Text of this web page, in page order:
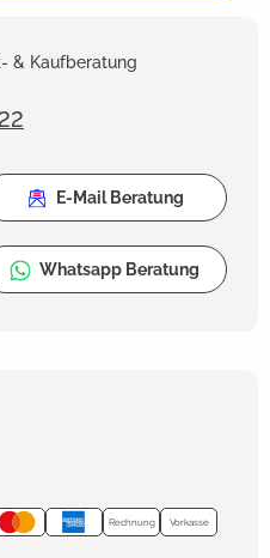
& Kaufberatung
E-Mail Beratung
Whatsapp Beratung
Rechnung Vorkasse